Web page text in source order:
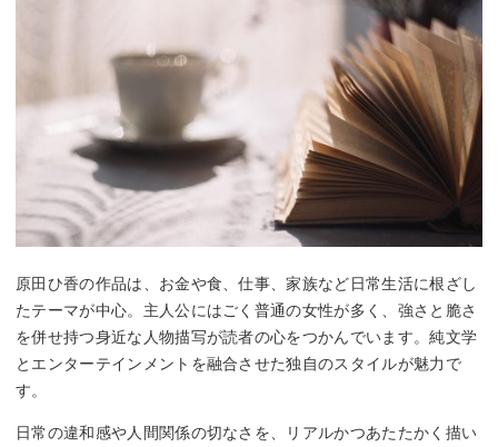
原田ひ香の作品は、お金や食、仕事、家族など日常生活に根ざし
たテーマが中心。主人公にはごく普通の女性が多く、強さと脆さ
を併せ持つ身近な人物描写が読者の心をつかんでいます。純文学
とエンターテインメントを融合させた独自のスタイルが魅力で
す。
日常の違和感や人間関係の切なさを、リアルかつあたたかく描い